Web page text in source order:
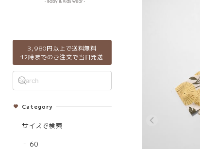
3,980円以上で送料無料
12時までのご注文で当日発送
Category
サイズで検索
60